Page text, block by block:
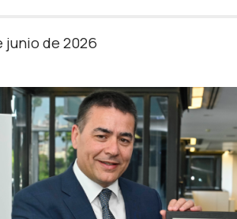
junio de 2026